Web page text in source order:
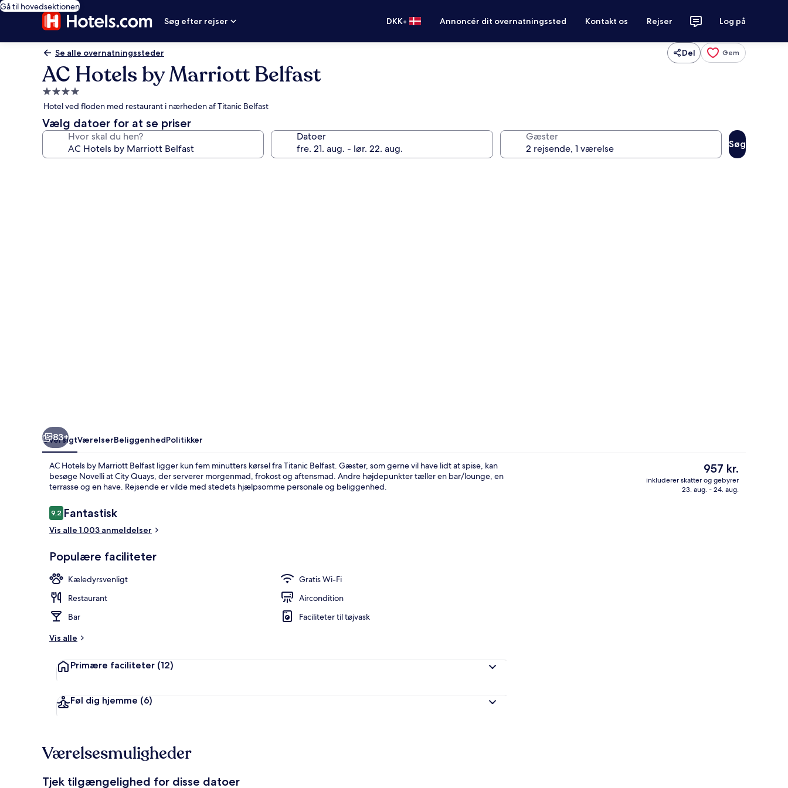
Gå til hovedsektionen
Søg efter rejser
DKK• Annoncér dit overnatningssted Kontakt os Rejser Log på
Se alle overnatningssteder Del Gem
AC Hotels by Marriott Belfast
4.0-
stjernet
overnatningssted
Hotel ved floden med restaurant i nærheden af Titanic Belfast
Vælg datoer for at se priser
Hvor skal du hen? Datoer Gæster
Søg
Der serveres morgenmad, frokost og
83+
OversigtVærelserBeliggenhedPolitikker
AC Hotels by Marriott Belfast ligger kun fem minutters kørsel fra Titanic Belfast. Gæster, som gerne vil have lidt at spise, kan
besøge Novelli at City Quays, der serverer morgenmad, frokost og aftensmad. Andre højdepunkter tæller en bar/lounge, en
terrasse og en have. Rejsende er vilde med stedets hjælpsomme personale og beliggenhed.
Anmeldelser
9,29,2 ud af 10.
Fantastisk
Vis alle 1.003 anmeldelser
Populære faciliteter
Kæledyrsvenligt
Gratis Wi-Fi
Restaurant
Aircondition
Bar
Faciliteter til tøjvask
Vis alle
Primære faciliteter (12)
Føl dig hjemme (6)
Den
nuværende
pris
957 kr.
inkluderer skatter og gebyrer
23. aug. - 24. aug.
Værelsesmuligheder
Tjek tilgængelighed for disse datoer